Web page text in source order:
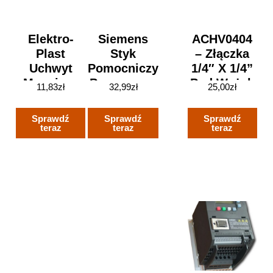
Elektro-
Plast
Uchwyt
Mocujący
UP 30”
11,83zł
Sprawdź
teraz
ACHV0404
– Złączka
1/4″ X 1/4”
Pod Wężyk
Zwrotnym –
Kolor Biały
25,00zł
Sprawdź
teraz
Siemens
Styk
Pomocniczy
Poprzeczny
S12 Ip20
10/80/71mm
Sirius
32,99zł
Sprawdź
teraz